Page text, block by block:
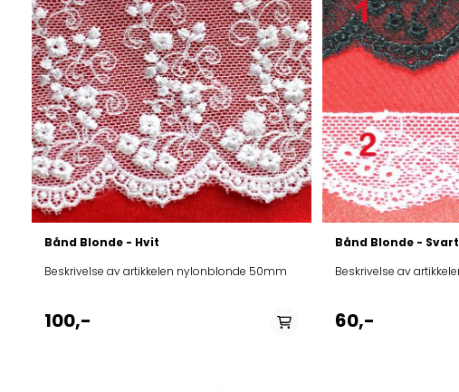
Bånd Blonde - Hvit
100,-
Bånd Blonde - Svart
60,-